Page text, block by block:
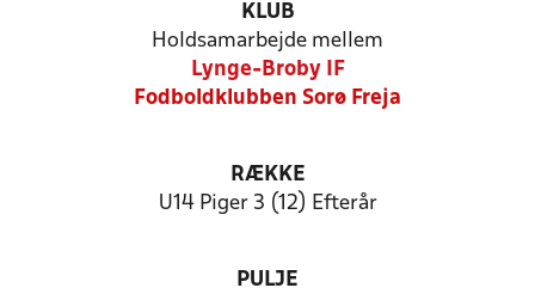
KLUB
Holdsamarbejde mellem
Lynge-Broby IF
Fodboldklubben Sorø Freja
RÆKKE
U14 Piger 3 (12) Efterår
PULJE